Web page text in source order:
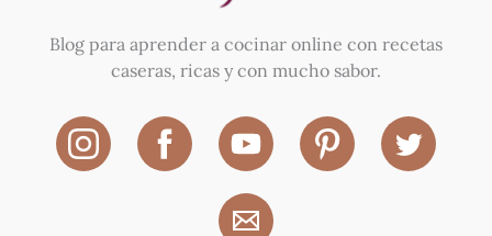
Blog para aprender a cocinar online con recetas
caseras, ricas y con mucho sabor.